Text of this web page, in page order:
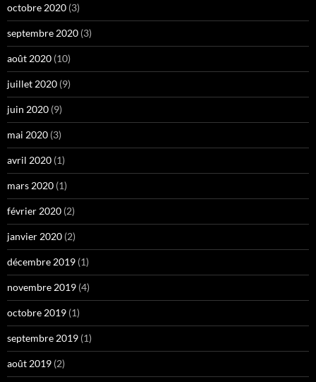
octobre 2020 (3)
septembre 2020 (3)
août 2020 (10)
juillet 2020 (9)
juin 2020 (9)
mai 2020 (3)
avril 2020 (1)
mars 2020 (1)
février 2020 (2)
janvier 2020 (2)
décembre 2019 (1)
novembre 2019 (4)
octobre 2019 (1)
septembre 2019 (1)
août 2019 (2)